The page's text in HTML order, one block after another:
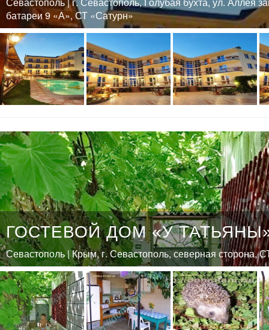
батареи 9 «А», СТ «Сатурн»
ГОСТЕВОЙ ДОМ «У
Севастополь | Крым, г. Севастополь, северная сторона,